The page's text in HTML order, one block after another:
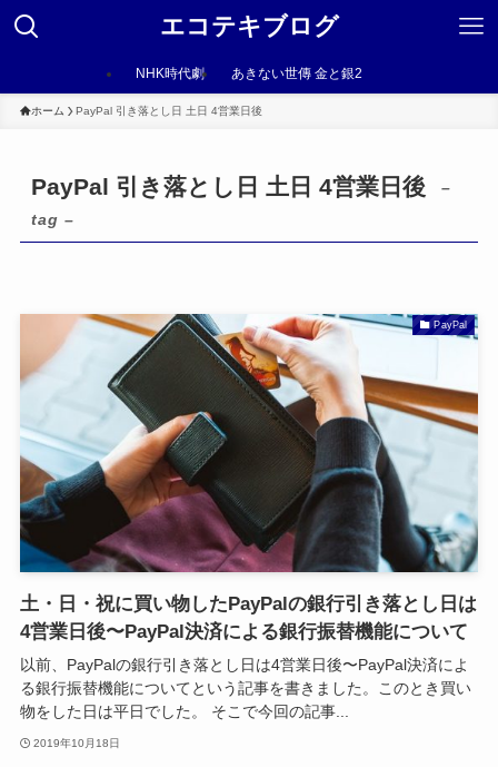
エコテキブログ
NHK時代劇 あきない世傳 金と銀2
ホーム PayPal 引き落とし日 土日 4営業日後
PayPal 引き落とし日 土日 4営業日後
–
tag –
PayPal
土・日・祝に買い物したPayPalの銀行引き落とし日は
4営業日後〜PayPal決済による銀行振替機能について
以前、PayPalの銀行引き落とし日は4営業日後〜PayPal決済によ
る銀行振替機能についてという記事を書きました。このとき買い
物をした日は平日でした。 そこで今回の記事...
2019年10月18日